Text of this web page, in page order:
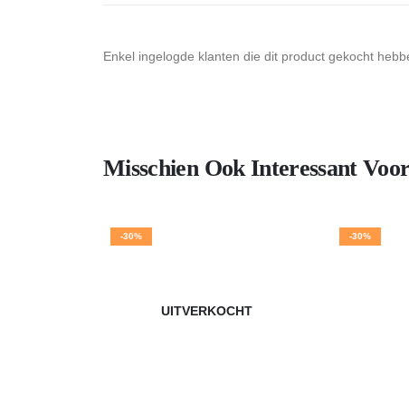
Enkel ingelogde klanten die dit product gekocht
Misschien Ook Interessant
-30%
UITVERKOCHT
-30%